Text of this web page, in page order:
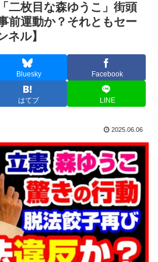
二枚目な森ゆうこ」街頭
前運動か？それともセー
ネル】
Bluesky Facebook
はてブ LINE
2025.06.06